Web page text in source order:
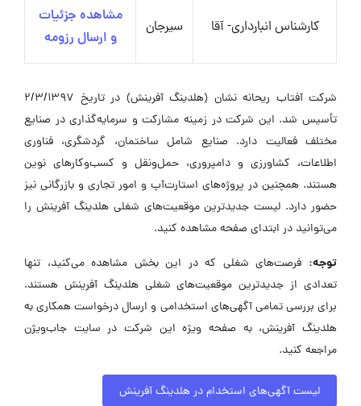
کارشناس انبارداری- آقا سیرجان
مشاهده جزئیات
و ارسال رزومه
شرکت آفتاب ریحانه نشان (هلدینگ آفرینش) در تاریخ 2/3/1397
تأسیس شد. این شرکت در زمینه مشارکت و سرمایه‌گذاری در صنایع
مختلف فعالیت دارد. صنایع شامل ساختمان، گردشگری، فناوری
اطلاعات، کشاورزی و دامپروری، حمل‌ونقل و کسب‌وکارهای نوین
هستند. همچنین در پروژه‌های استارت‌آپ و امور تجاری و بازرگانی نیز
حضور دارد. لیست جدیدترین موقعیت‌های شغلی هلدینگ آفرینش را
می‌توانید در ابتدای صفحه مشاهده کنید.
توجه: فرصت‌های شغلی که در این بخش مشاهده می‌کنید، تنها
تعدادی از جدیدترین موقعیت‌های شغلی هلدینگ آفرینش هستند.
برای بررسی تمامی آگهی‌های استخدامی و ارسال درخواست همکاری به
هلدینگ آفرینش، به صفحه ویژه این شرکت در سایت جاب‌ویژن
مراجعه کنید.
لیست آگهی‌های استخدام در هلدینگ آفرینش